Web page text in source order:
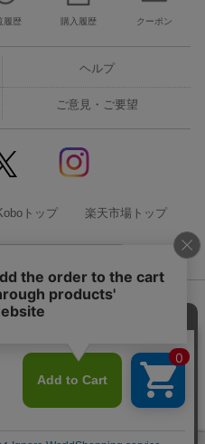
履歴 購入履歴 クーポン
ヘルプ
ご意見・ご要望
トップ 楽天市場トップ
の先頭に戻る
バイル
特定商取引法に基づく表記